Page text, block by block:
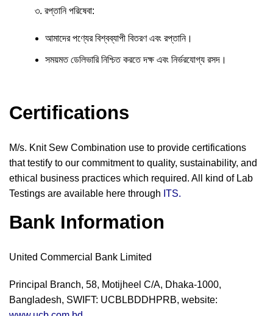
৩. রপ্তানি পরিষেবা:
আমাদের পণ্যের বিশ্বব্যাপী বিতরণ এবং রপ্তানি।
সময়মত ডেলিভারি নিশ্চিত করতে দক্ষ এবং নির্ভরযোগ্য রসদ।
Certifications
M/s. Knit Sew Combination use to provide certifications
that testify to our commitment to quality, sustainability, and
ethical business practices which required. All kind of Lab
Testings are available here through ITS.
Bank Information
United Commercial Bank Limited
Principal Branch, 58, Motijheel C/A, Dhaka-1000,
Bangladesh, SWIFT: UCBLBDDHPRB, website: